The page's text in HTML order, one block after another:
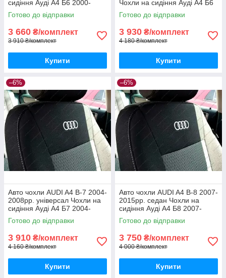
сидіння Ауді А4 Б6 2000-
2004рp. седан
Готово до відправки
3 660 ₴/комплект
3 910 ₴/комплект
Купити
Чохли на сидіння Ауді А4 Б6
Рекаро 2000-2004рp.
Готово до відправки
3 930 ₴/комплект
4 180 ₴/комплект
Купити
–6%
Авто чохли AUDI A4 B-7 2004-
2008рр. універсал Чохли на
сидіння Ауді А4 Б7 2004-
2008рр. універсал
Готово до відправки
3 910 ₴/комплект
4 160 ₴/комплект
Купити
–6%
Авто чохли AUDI A4 B-8 2007-
2015рр. седан Чохли на
сидіння Ауді А4 Б8 2007-
2015рр. седан
Готово до відправки
3 750 ₴/комплект
4 000 ₴/комплект
Купити